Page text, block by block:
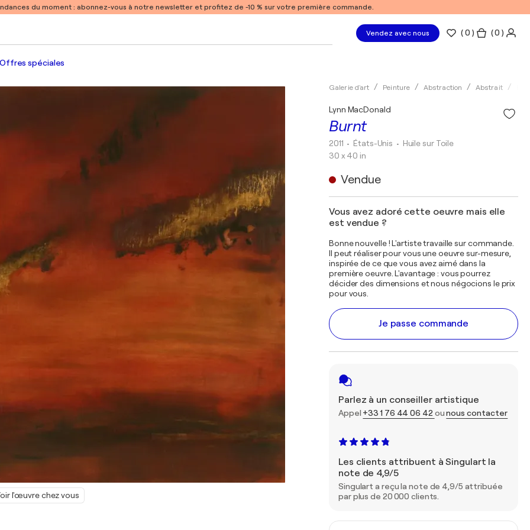
du moment : abonnez-vous à notre newsletter et profitez de -10 % sur votre première commande.
Vendez avec nous (0 ) ( 0 )
spéciales
l'œuvre chez vous
Galerie d'art Peinture Abstraction Abstrait
Burnt
Lynn MacDonald
2011 • États-Unis • Huile sur Toile
30 x 40 in
Vendue
Vous avez adoré cette oeuvre mais elle
est vendue ?
Bonne nouvelle ! L'artiste travaille sur commande.
Il peut réaliser pour vous une oeuvre sur-mesure,
inspirée de ce que vous avez aimé dans la
première oeuvre. L'avantage : vous pourrez
décider des dimensions et nous négocions le prix
pour vous.
Je passe commande
Parlez à un conseiller artistique
Appel +33 1 76 44 06 42 ounous contacter
Les clients attribuent à Singulart la
note de 4,9/5
Singulart a reçu la note de 4,9/5 attribuée
par plus de 20 000 clients.